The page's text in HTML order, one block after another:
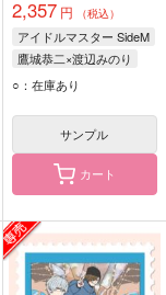
2,357円 （税込）
アイドルマスター SideM
鷹城恭二×渡辺みのり
鷹城恭二
○：在庫あり
サンプル
カート